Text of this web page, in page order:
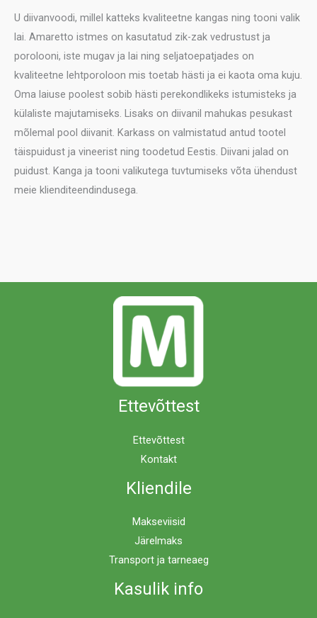
U diivanvoodi, millel katteks kvaliteetne kangas ning tooni valik
lai. Amaretto istmes on kasutatud zik-zak vedrustust ja
porolooni, iste mugav ja lai ning seljatoepatjades on
kvaliteetne lehtporoloon mis toetab hästi ja ei kaota oma kuju.
Oma laiuse poolest sobib hästi perekondlikeks istumisteks ja
külaliste majutamiseks. Lisaks on diivanil mahukas pesukast
mõlemal pool diivanit. Karkass on valmistatud antud tootel
täispuidust ja vineerist ning toodetud Eestis. Diivani jalad on
puidust. Kanga ja tooni valikutega tuvtumiseks võta ühendust
meie klienditeendindusega.
Ettevõttest
Ettevõttest
Kontakt
Kliendile
Makseviisid
Järelmaks
Transport ja tarneaeg
Kasulik info